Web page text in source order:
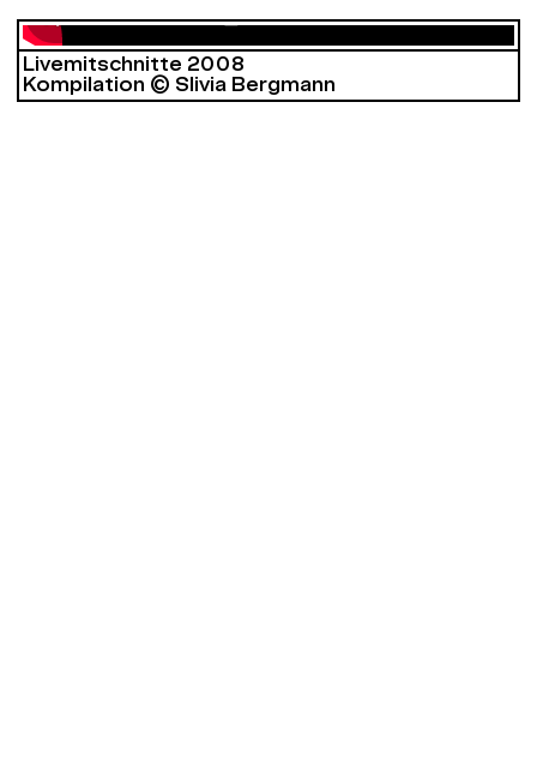
Livemitschnitte 2008
Kompilation © Slivia Bergmann